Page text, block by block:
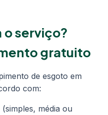
serviço?
gratuito
de esgoto em
com:
média ou